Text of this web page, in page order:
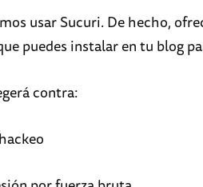
usar Sucuri. De hecho,
puedes instalar en tu blog
contra: